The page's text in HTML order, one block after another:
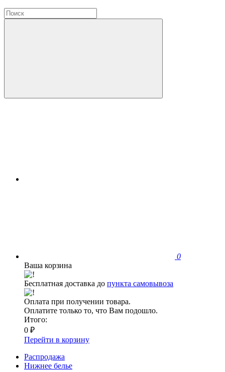
0
Ваша корзина
Бесплатная доставка до пункта самовывоза
Оплата при получении товара.
Оплатите только то, что Вам подошло.
Итого:
0 ₽
Перейти в корзину
Распродажа
Нижнее белье